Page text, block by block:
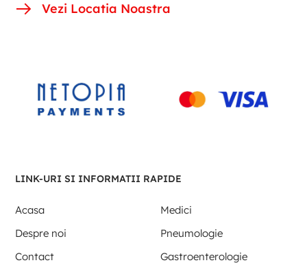
Vezi Locatia Noastra
LINK-URI SI INFORMATII RAPIDE
Acasa
Medici
Despre noi
Pneumologie
Contact
Gastroenterologie